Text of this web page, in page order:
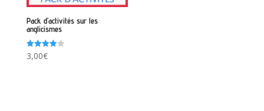
Pack d’activités sur les
anglicismes
Note
4.00
3,00€